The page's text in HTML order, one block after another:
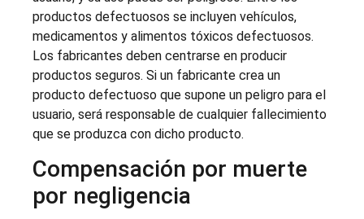
productos defectuosos se incluyen vehículos,
medicamentos y alimentos tóxicos defectuosos.
Los fabricantes deben centrarse en producir
productos seguros. Si un fabricante crea un
producto defectuoso que supone un peligro para el
usuario, será responsable de cualquier fallecimiento
que se produzca con dicho producto.
Compensación por muerte
por negligencia